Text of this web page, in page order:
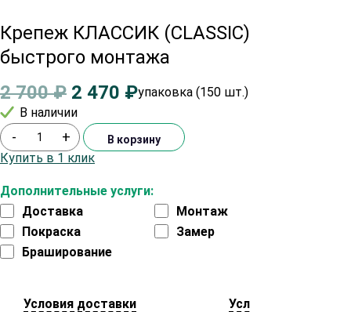
Крепеж КЛАССИК (CLASSIC) для
быстрого монтажа
2 700₽ 2 470 ₽упаковка (150 шт.)
В наличии
Дополнительные услуги:
Доставка
Монтаж
Покраска
Замер
Браширование
- + В корзину
Купить в 1 клик
Условия доставки Условия оплаты